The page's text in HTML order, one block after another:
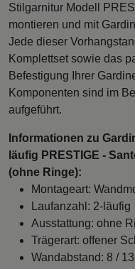
Stilgarnitur Modell
montieren und mit
Jede dieser
Komplettset sowie das
Befestigung Ihrer
Komponenten sind im
aufgeführt.
Informationen zu
läufig PRESTIGE -
(ohne Ringe):
Montageart:
Laufanzahl: 2-läufig
Ausstattung: ohne
Trägerart: offener
Wandabstand: 8 /